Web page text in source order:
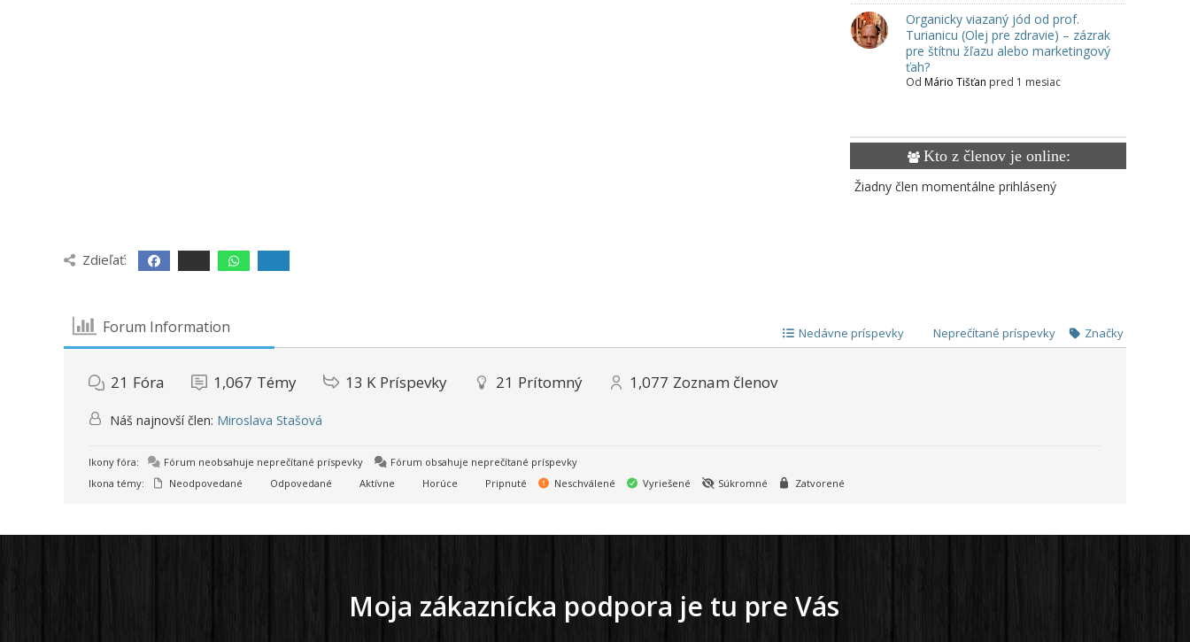
Organicky viazaný jód od prof.
Turianicu (Olej pre zdravie) – zázrak
pre štítnu žľazu alebo marketingový
ťah?
Od Mário Tišťan pred 1 mesiac
Kto z členov je online:
Žiadny člen momentálne prihlásený
Zdieľať:
Forum Information Nedávne príspevky Neprečítané príspevky Značky
21 Fóra 1,067 Témy 13 K Príspevky 21 Prítomný 1,077 Zoznam členov
Náš najnovší člen: Miroslava Stašová
Ikony fóra: Fórum neobsahuje neprečítané príspevky
Fórum obsahuje neprečítané príspevky
Ikona témy:
Neodpovedané Odpovedané Aktívne Horúce Pripnuté Neschválené Vyriešené Súkromné Zatvorené
Moja zákaznícka podpora je tu pre Vás